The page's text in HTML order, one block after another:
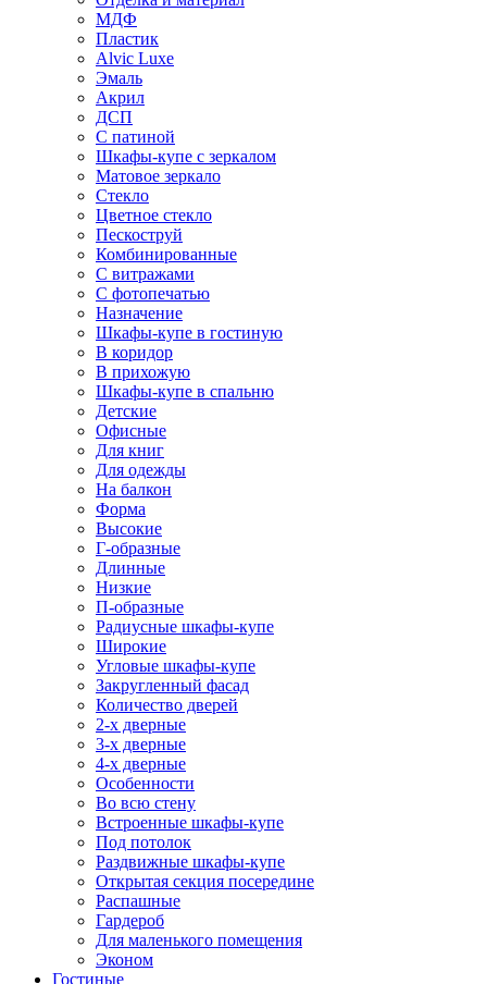
МДФ
Пластик
Alvic Luxe
Эмаль
Акрил
ДСП
С патиной
Шкафы-купе с зеркалом
Матовое зеркало
Стекло
Цветное стекло
Пескоструй
Комбинированные
С витражами
С фотопечатью
Назначение
Шкафы-купе в гостиную
В коридор
В прихожую
Шкафы-купе в спальню
Детские
Офисные
Для книг
Для одежды
На балкон
Форма
Высокие
Г-образные
Длинные
Низкие
П-образные
Радиусные шкафы-купе
Широкие
Угловые шкафы-купе
Закругленный фасад
Количество дверей
2-х дверные
3-х дверные
4-х дверные
Особенности
Во всю стену
Встроенные шкафы-купе
Под потолок
Раздвижные шкафы-купе
Открытая секция посередине
Распашные
Гардероб
Для маленького помещения
Эконом
Гостиные